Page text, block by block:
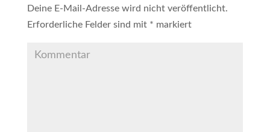
Deine E-Mail-Adresse wird nicht veröffentlicht.
Erforderliche Felder sind mit * markiert